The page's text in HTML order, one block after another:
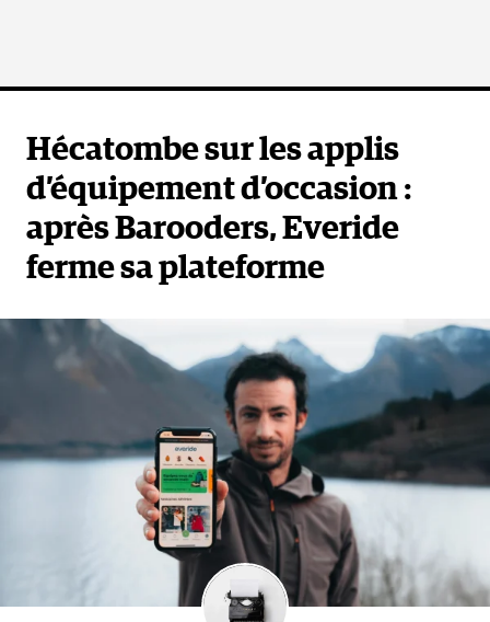
Hécatombe sur les applis
d’équipement d’occasion :
après Barooders, Everide
ferme sa plateforme